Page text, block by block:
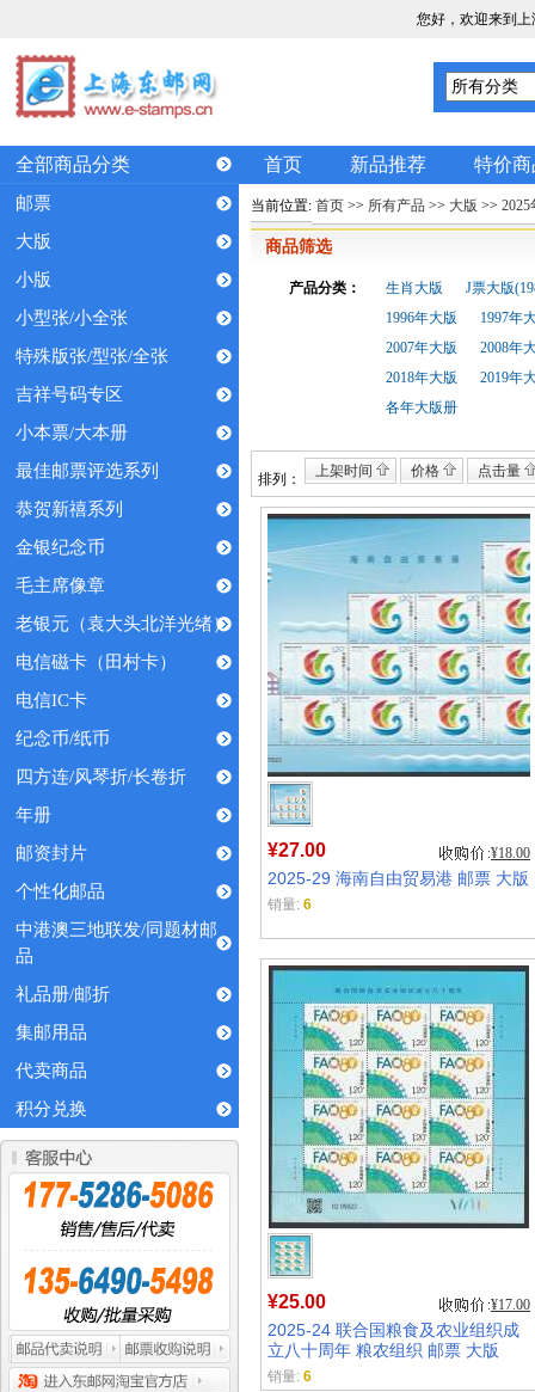
您好，欢迎来到
全部商品分类 首页 新品推荐 特价商
邮票
大版
小版
小型张/小全张
特殊版张/型张/全张
吉祥号码专区
小本票/大本册
最佳邮票评选系列
恭贺新禧系列
金银纪念币
毛主席像章
老银元（袁大头北洋光绪）
电信磁卡（田村卡）
电信IC卡
纪念币/纸币
四方连/风琴折/长卷折
年册
邮资封片
个性化邮品
中港澳三地联发/同题材邮
品
礼品册/邮折
集邮用品
代卖商品
积分兑换
当前位置: 首页 >> 所有产品 >> 大版 >> 2025
商品筛选
产品分类： 生肖大版
J票大版
1996年大版
1997年
2007年大版
2008年
2018年大版
2019年
各年大版册
排列： 上架时间 价格 点击量
¥27.00 ¥18.00
2025-29 海南自由贸易港 邮票 大版
销量: 6
¥25.00 ¥17.00
2025-24 联合国粮食及农业组织成
立八十周年 粮农组织 邮票 大版
销量: 6